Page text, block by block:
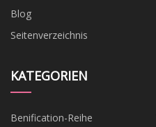
Blog
Seitenverzeichnis
KATEGORIEN
Benification-Reihe